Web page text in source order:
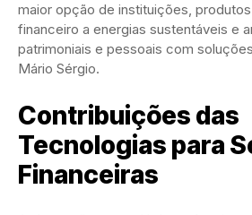
maior opção de instituições,
financeiro a energias sustentáveis e
patrimoniais e pessoais com
Mário Sérgio.
Contribuições das
Tecnologias para
Financeiras